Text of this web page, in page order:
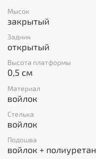
Мысок
закрытый
Задник
открытый
Высота платформы
0,5 см
Материал
войлок
Стелька
войлок
Подошва
войлок + полиуретан